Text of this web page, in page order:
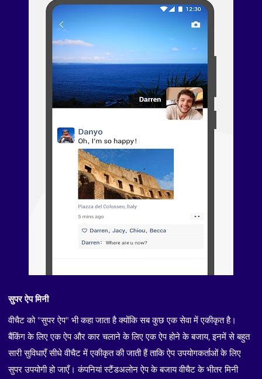
सुपर ऐप मिनी
वीचैट को "सुपर ऐप" भी कहा जाता है क्योंकि सब कुछ एक सेवा में एकीकृत है।
बैंकिंग के लिए एक ऐप और कार चलाने के लिए एक ऐप होने के बजाय, इनमें से बहुत
सारी सुविधाएँ सीधे वीचैट में एकीकृत की जाती हैं ताकि ऐप उपयोगकर्ताओं के लिए
सुपर उपयोगी हो जाएँ। कंपनियां स्टैंडअलोन ऐप के बजाय वीचैट के भीतर मिनी